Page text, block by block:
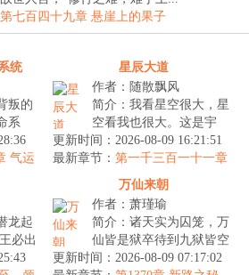
第七百四十九章 悬崖上的果子
统
叛的
系
，自
学
气运
星辰大道
作者：随散飘风
简介：我看星空很大，星
空看我也很大。这是宇
宙，我的宇宙！年的一
天，当陨石砸落，科技终
更新时间：2026-08-09 16:21:51
最新章节： 第一千三百一十一章
龙起
必出
，本
万仙来朝
作者：萧瑾瑜
简介：诸天实为囚笼，万
仙皆是狱卒待到九狱皆空
之日，陆夜方知自己，才
更新时间：2026-08-09 07:17:02